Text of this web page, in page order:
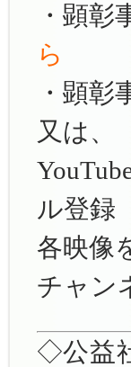
・顕
ら
・顕
又は、
ル登録
各映像
チャン
◇公益